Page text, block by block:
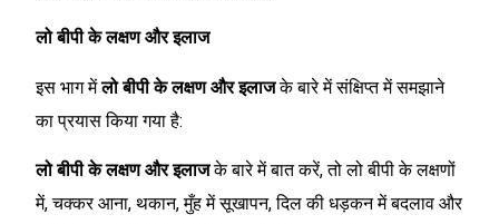
लो बीपी के लक्षण और इलाज
इस भाग मेंलो बीपी के लक्षण और इलाजके बारे में संक्षिप्त में समझाने
का प्रयास किया गया है:
लो बीपी के लक्षण और इलाजके बारे में बात करें, तो लो बीपी के लक्षणों
में, चक्कर आना, थकान, मुँह में सूखापन, दिल की धड़कन में बदलाव और